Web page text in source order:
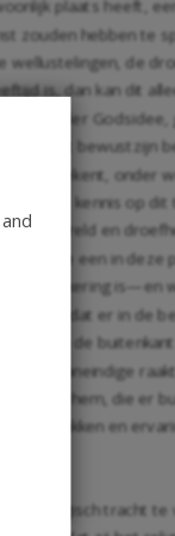
plaats heeft,
zouden hebben te
wellustelingen, de
is, dan kan dit
zonder Godsidee,
van het bewustzijn
betekent, onder
onze kennis op dit
de wereld en
bij de een in deze
wat bekering is—en
religie, dat er in de
alleen de
het oneindige
voor hem, die er
indrukken en
tracht